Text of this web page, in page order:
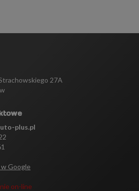
27A
plus.pl
Google
on-line